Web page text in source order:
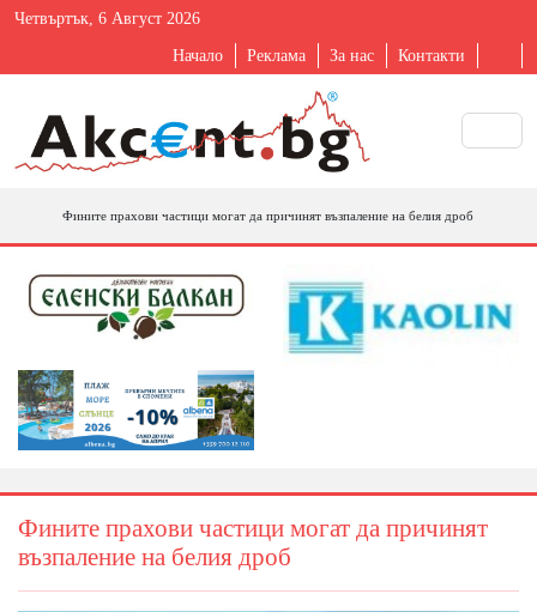
Четвъртък, 6 Август 2026
Начало Реклама За нас Контакти
Фините прахови частици могат да причинят възпаление на белия дроб
Фините прахови частици могат да причинят
възпаление на белия дроб